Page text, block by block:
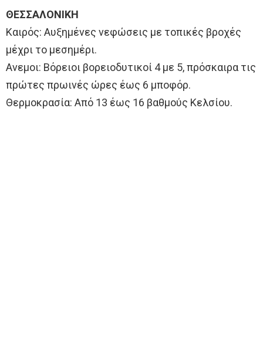
ΘΕΣΣΑΛΟΝΙΚΗ
Καιρός: Αυξημένες νεφώσεις με τοπικές βροχές
μέχρι το μεσημέρι.
Ανεμοι: Βόρειοι βορειοδυτικοί 4 με 5, πρόσκαιρα τις
πρώτες πρωινές ώρες έως 6 μποφόρ.
Θερμοκρασία: Από 13 έως 16 βαθμούς Κελσίου.